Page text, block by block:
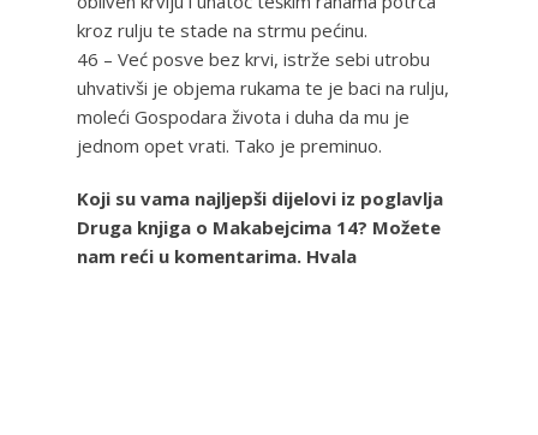
kroz rulju te stade na strmu pećinu.
46 – Već posve bez krvi, istrže sebi utrobu
uhvativši je objema rukama te je baci na rulju,
moleći Gospodara života i duha da mu je
jednom opet vrati. Tako je preminuo.
Koji su vama najljepši dijelovi iz poglavlja
Druga knjiga o Makabejcima 14? Možete
nam reći u komentarima. Hvala